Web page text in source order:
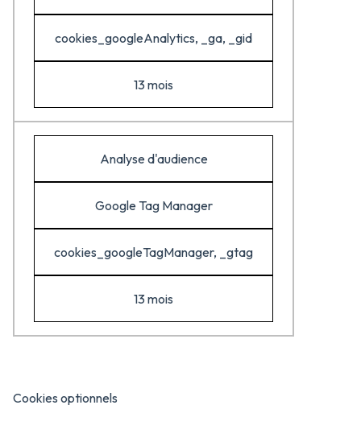
cookies_googleAnalytics, _ga, _gid
13 mois
Analyse d'audience
Google Tag Manager
cookies_googleTagManager, _gtag
13 mois
Cookies optionnels